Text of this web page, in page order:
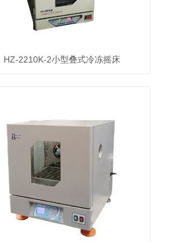
HZ-2210K-2小型叠式冷冻摇床